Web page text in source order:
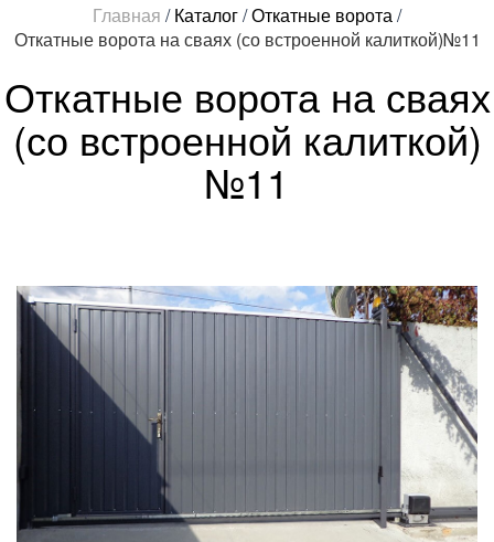
Главная /Каталог/Откатные ворота/
Откатные ворота на сваях (со встроенной калиткой)№11
Откатные ворота на сваях
(со встроенной калиткой)
№11